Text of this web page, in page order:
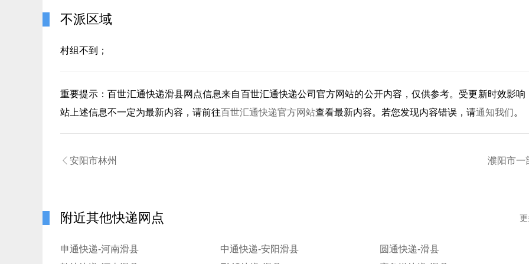
不派区域
村组不到；
重要提示：百世汇通快递滑县网点信息来自百世汇通快递公司官方网站的公开内容，仅供参考。受更新时效影响
站上述信息不一定为最新内容，请前往百世汇通快递官方网站查看最新内容。若您发现内容错误，请通知我们。
 安阳市林州 濮阳市一
附近其他快递网点
申通快递-河南滑县 中通快递-安阳滑县
圆通快递-滑县